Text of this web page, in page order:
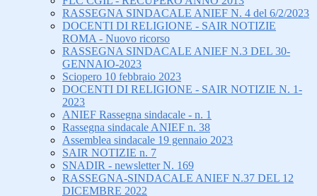
RASSEGNA SINDACALE ANIEF N. 4 del 6/2/2023
DOCENTI DI RELIGIONE - SAIR NOTIZIE
ROMA - Nuovo ricorso
RASSEGNA SINDACALE ANIEF N.3 DEL 30-
GENNAIO-2023
Sciopero 10 febbraio 2023
DOCENTI DI RELIGIONE - SAIR NOTIZIE N. 1-
2023
ANIEF Rassegna sindacale - n. 1
Rassegna sindacale ANIEF n. 38
Assemblea sindacale 19 gennaio 2023
SAIR NOTIZIE n. 7
SNADIR - newsletter N. 169
RASSEGNA-SINDACALE ANIEF N.37 DEL 12
DICEMBRE 2022